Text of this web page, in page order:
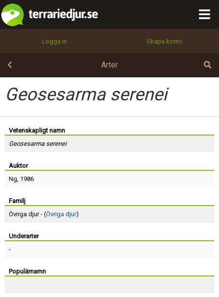
Logga in Skapa konto
Arter
Geosesarma serenei
Vetenskapligt namn
Geosesarma serenei
Auktor
Ng, 1986
Familj
Övriga djur - (Övriga djur)
Underarter
-
Populärnamn
Utför
100%
OK
integritetspolicy
Namn:
Epost:
Lösenord:
Terms of Service
Begär nytt lösenord
Tillbaka till förstasidan